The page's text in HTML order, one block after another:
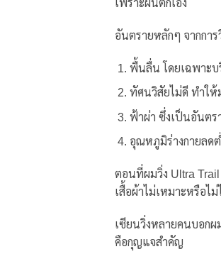
เพราะฝนตกเอง
อันตรายหลักๆ จากกา
พื้นลื่น โดยเฉพาะ
ทัศนวิสัยไม่ดี ทำให้
ฟ้าผ่า ซึ่งเป็นอันตร
อุณหภูมิร่างกายลด
ตอนที่ผมวิ่ง Ultra
เสื้อผ้าไม่เหมาะหรือไ
เซียนวิ่งหลายคนบอกผ
คือกุญแจสำคัญ